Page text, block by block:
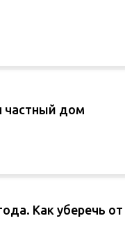
частный дом
Как уберечь от